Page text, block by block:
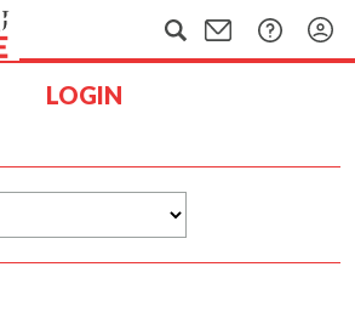
LOGIN